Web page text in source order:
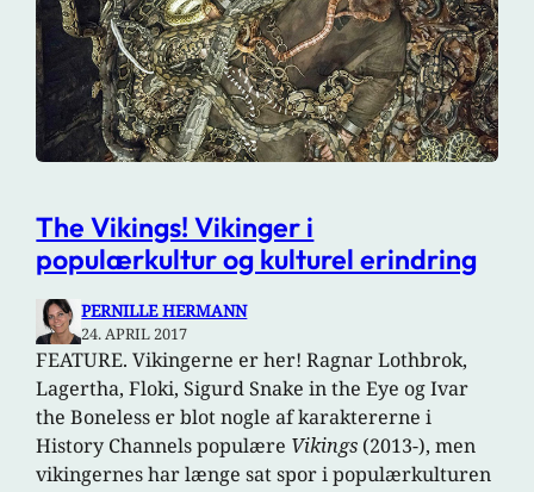
The Vikings! Vikinger i
populærkultur og kulturel erindring
PERNILLE HERMANN
24. APRIL 2017
FEATURE. Vikingerne er her! Ragnar Lothbrok,
Lagertha, Floki, Sigurd Snake in the Eye og Ivar
the Boneless er blot nogle af karaktererne i
History Channels populære Vikings (2013-), men
vikingernes har længe sat spor i populærkulturen